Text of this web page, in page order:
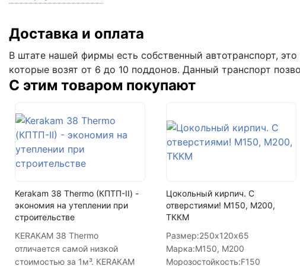
На поддоне
Цвет
Фактура
Кол-во поддонов в машине
Кол-во в машине
Доставка и оплата
В штате нашей фирмы есть собственный автотранспорт,
которые возят от 6 до 10 поддонов. Данный транспорт
С этим товаром покупают
Kerakam 38 Thermo (КПТП-II) -
экономия на утеплении при
строительстве
КЕRАКАМ 38 Thermo
отличается самой низкой
стоимостью за 1м³. КЕRАКАМ
Цокольный кирпич. С
отверстиями! М150, М200,
ТККМ
Размер:250х120х65
Марка:М150, М200
Морозостойкость:F150